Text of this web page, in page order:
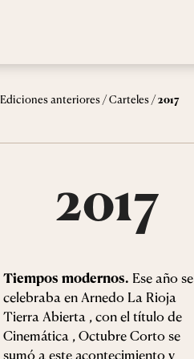
Ediciones anteriores/Carteles/2017
2017
Tiempos modernos. Ese año se
celebraba en Arnedo La Rioja
Tierra Abierta , con el título de
Cinemática , Octubre Corto se
sumó a este acontecimiento y